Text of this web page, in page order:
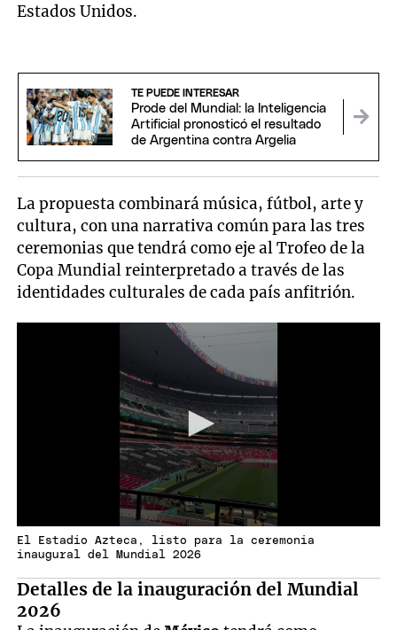
Estados Unidos.
TE PUEDE INTERESAR
Prode del Mundial: la Inteligencia
Artificial pronosticó el resultado
de Argentina contra Argelia
La propuesta combinará música, fútbol, arte y
cultura, con una narrativa común para las tres
ceremonias que tendrá como eje al Trofeo de la
Copa Mundial reinterpretado a través de las
identidades culturales de cada país anfitrión.
El Estadio Azteca, listo para la ceremonia
inaugural del Mundial 2026
Detalles de la inauguración del Mundial
2026